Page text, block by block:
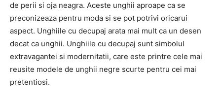
de perii si oja neagra. Aceste unghii aproape ca se
preconizeaza pentru moda si se pot potrivi oricarui
aspect. Unghiile cu decupaj arata mai mult ca un desen
decat ca unghii. Unghiile cu decupaj sunt simbolul
extravagantei si modernitatii, care este printre cele mai
reusite modele de unghii negre scurte pentru cei mai
pretentiosi.